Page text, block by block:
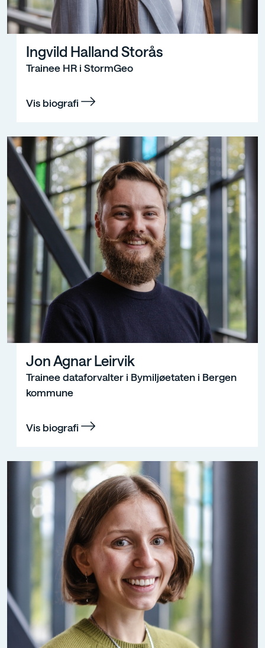
Ingvild Halland Storås
Trainee HR i StormGeo
Vis biografi
Jon Agnar Leirvik
Trainee dataforvalter i Bymiljøetaten i Bergen
kommune
Vis biografi